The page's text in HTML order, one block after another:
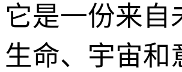
它是一份来
生命、宇宙和